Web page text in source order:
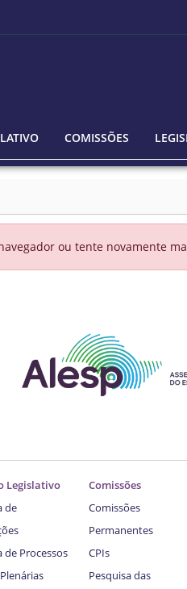
COMISSÕES
ou tente novamente
Legislativo
de
de Processos
Comissões
Comissões
Permanentes
CPIs
Pesquisa das